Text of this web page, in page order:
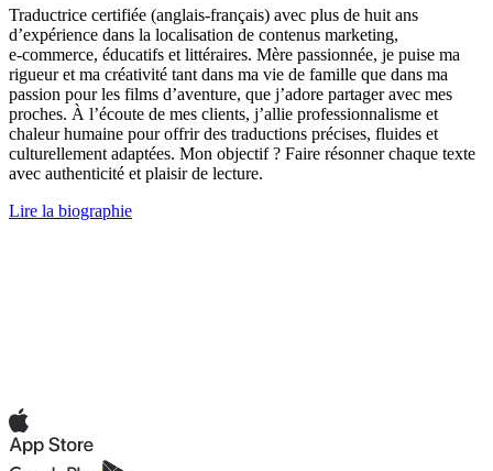
Traductrice certifiée (anglais-français) avec plus de huit ans
d’expérience dans la localisation de contenus marketing,
e‑commerce, éducatifs et littéraires. Mère passionnée, je puise ma
rigueur et ma créativité tant dans ma vie de famille que dans ma
passion pour les films d’aventure, que j’adore partager avec mes
proches. À l’écoute de mes clients, j’allie professionnalisme et
chaleur humaine pour offrir des traductions précises, fluides et
culturellement adaptées. Mon objectif ? Faire résonner chaque texte
avec authenticité et plaisir de lecture.
Lire la biographie